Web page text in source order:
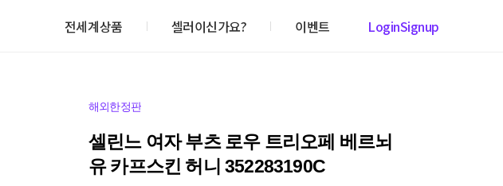
전세계상품 셀러이신가요? 이벤트 LoginSignup
해외한정판
셀린느 여자 부츠 로우 트리오페 베르뇌
유 카프스킨 허니 352283190C